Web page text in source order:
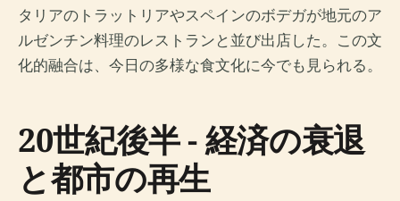
タリアのトラットリアやスペインのボデガが地元のア
ルゼンチン料理のレストランと並び出店した。この文
化的融合は、今日の多様な食文化に今でも見られる。
20世紀後半 - 経済の衰退
と都市の再生